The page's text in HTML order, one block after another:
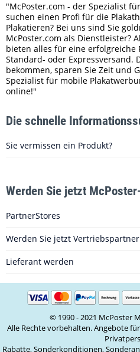
"McPoster.com - der Spezialist
suchen einen Profi für die
Plakatieren? Bei uns sind Sie
McPoster.com als Dienstleister?
bieten alles für eine erfolgreiche
Standard- oder Expressversand.
bekommen, sparen Sie Zeit und
Spezialist für mobile
online!"
Die schnelle
Sie vermissen ein Produkt?
Werden Sie jetzt
PartnerStores
Werden Sie jetzt
Lieferant werden
© 1990 - 2021 McPoster
Alle Rechte vorbehalten. Angebote
Rabatte, Sonderkonditionen,